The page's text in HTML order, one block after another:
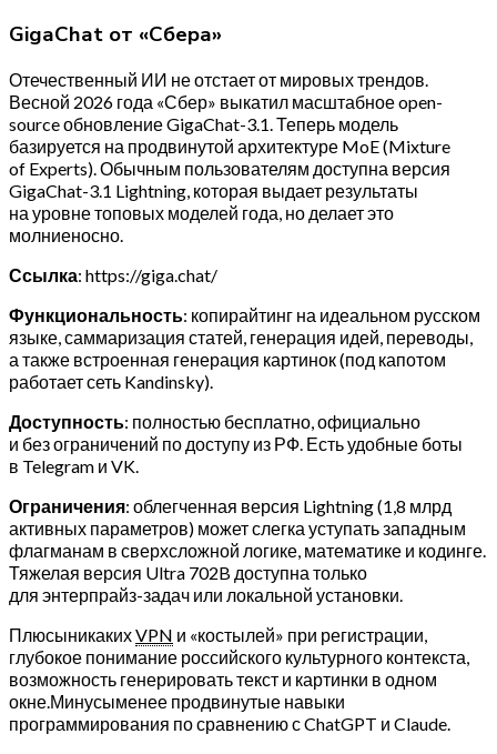
GigaChat от «Сбера»
Отечественный ИИ не отстает от мировых трендов.
Весной 2026 года «Сбер» выкатил масштабное open-
source обновление GigaChat-3.1. Теперь модель
базируется на продвинутой архитектуре MoE (Mixture
of Experts). Обычным пользователям доступна версия
GigaChat-3.1 Lightning, которая выдает результаты
на уровне топовых моделей года, но делает это
молниеносно.
Ссылка: https://giga.chat/
Функциональность: копирайтинг на идеальном русском
языке, саммаризация статей, генерация идей, переводы,
а также встроенная генерация картинок (под капотом
работает сеть Kandinsky).
Доступность: полностью бесплатно, официально
и без ограничений по доступу из РФ. Есть удобные боты
в Telegram и VK.
Ограничения: облегченная версия Lightning (1,8 млрд
активных параметров) может слегка уступать западным
флагманам в сверхсложной логике, математике и кодинге.
Тяжелая версия Ultra 702B доступна только
для энтерпрайз-задач или локальной установки.
ПлюсыникакихVPN и «костылей» при регистрации,
глубокое понимание российского культурного контекста,
возможность генерировать текст и картинки в одном
окне.Минусыменее продвинутые навыки
программирования по сравнению с ChatGPT и Claude.